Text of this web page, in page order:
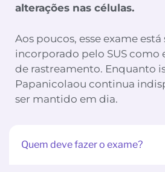
alterações nas células.
Aos poucos, esse exame está
incorporado pelo SUS como
de rastreamento. Enquanto
Papanicolaou continua
ser mantido em dia.
Quem deve fazer o exame?